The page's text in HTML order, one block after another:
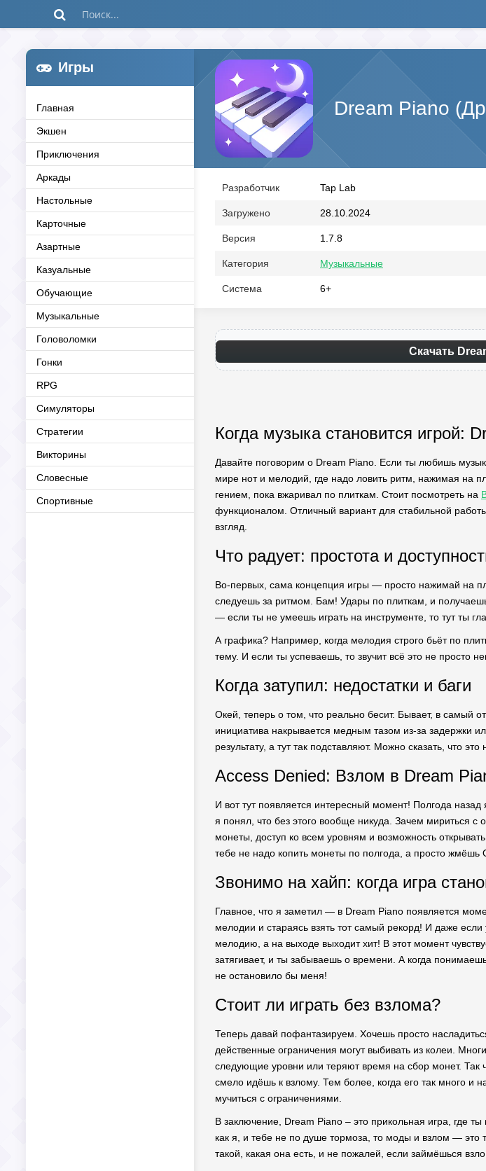
Игры
Главная
Экшен
Приключения
Аркады
Настольные
Карточные
Азартные
Казуальные
Обучающие
Музыкальные
Головоломки
Гонки
RPG
Симуляторы
Стратегии
Викторины
Словесные
Спортивные
Dream Piano
Разработчик Tap Lab
Загружено 28.10.2024
Версия 1.7.8
Категория Музыкальные
Система 6+
Скачать
Когда музыка становится игрой:
Давайте поговорим о Dream Piano. Если ты любишь
мире нот и мелодий, где надо ловить ритм, нажимая на
гением, пока вжаривал по плиткам. Стоит посмотреть на
функционалом. Отличный вариант для стабильной
взгляд.
Что радует: простота и
Во-первых, сама концепция игры — просто нажимай на
следуешь за ритмом. Бам! Удары по плиткам, и
— если ты не умеешь играть на инструменте, то тут ты
А графика? Например, когда мелодия строго бьёт по
тему. И если ты успеваешь, то звучит всё это не просто
Когда затупил: недостатки и баги
Окей, теперь о том, что реально бесит. Бывает, в самый
инициатива накрывается медным тазом из-за задержки
результату, а тут так подставляют. Можно сказать, что
Access Denied: Взлом в Dream
И вот тут появляется интересный момент! Полгода
я понял, что без этого вообще никуда. Зачем мириться
монеты, доступ ко всем уровням и возможность
тебе не надо копить монеты по полгода, а просто
Звонимо на хайп: когда игра
Главное, что я заметил — в Dream Piano появляется
мелодии и стараясь взять тот самый рекорд! И даже
мелодию, а на выходе выходит хит! В этот момент
затягивает, и ты забываешь о времени. А когда
не остановило бы меня!
Стоит ли играть без взлома?
Теперь давай пофантазируем. Хочешь просто
действенные ограничения могут выбивать из колеи.
следующие уровни или теряют время на сбор монет. Так
смело идёшь к взлому. Тем более, когда его так много и
мучиться с ограничениями.
В заключение, Dream Piano – это прикольная игра, где
как я, и тебе не по душе тормоза, то моды и взлом — это
такой, какая она есть, и не пожалей, если займёшься